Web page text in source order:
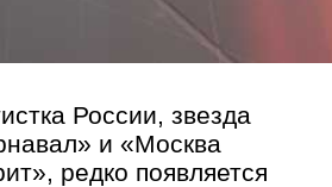
России, звезда
и «Москва
редко появляется